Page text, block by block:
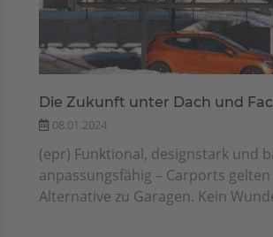
Die Zukunft unter Dach und
08.01.2024
(epr) Funktional, designstark und
anpassungsfähig – Carports
Alternative zu Garagen. Kein